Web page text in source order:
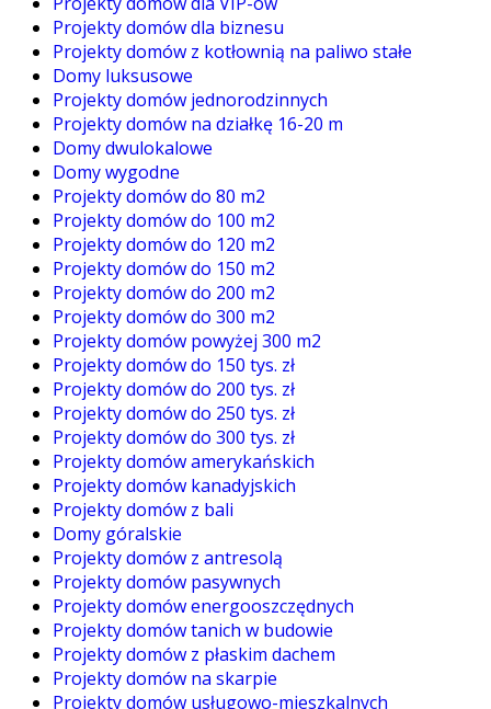
Projekty domów dla biznesu
Projekty domów z kotłownią na paliwo stałe
Domy luksusowe
Projekty domów jednorodzinnych
Projekty domów na działkę 16-20 m
Domy dwulokalowe
Domy wygodne
Projekty domów do 80 m2
Projekty domów do 100 m2
Projekty domów do 120 m2
Projekty domów do 150 m2
Projekty domów do 200 m2
Projekty domów do 300 m2
Projekty domów powyżej 300 m2
Projekty domów do 150 tys. zł
Projekty domów do 200 tys. zł
Projekty domów do 250 tys. zł
Projekty domów do 300 tys. zł
Projekty domów amerykańskich
Projekty domów kanadyjskich
Projekty domów z bali
Domy góralskie
Projekty domów z antresolą
Projekty domów pasywnych
Projekty domów energooszczędnych
Projekty domów tanich w budowie
Projekty domów z płaskim dachem
Projekty domów na skarpie
Projekty domów usługowo-mieszkalnych